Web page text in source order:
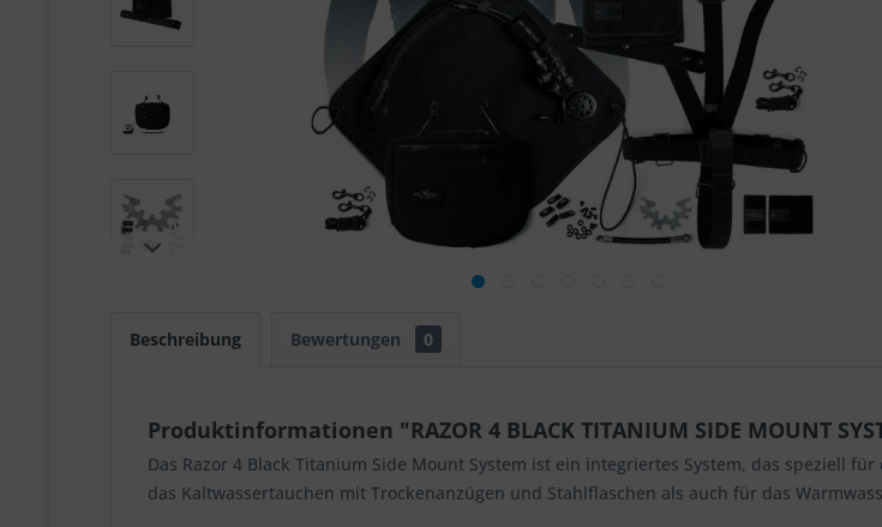
Beschreibung Bewertungen 0
Produktinformationen "RAZOR 4 BLACK TITANIUM SIDE MOUNT
Das Razor 4 Black Titanium Side Mount System ist ein integriertes System, das speziell
das Kaltwassertauchen mit Trockenanzügen und Stahlflaschen als auch für das